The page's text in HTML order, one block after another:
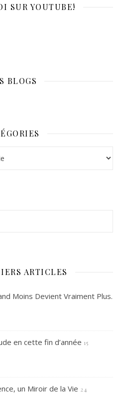
SUR YOUTUBE!
BLOGS
ARTICLES
Moins Devient Vraiment Plus.
en cette fin d’année 15
un Miroir de la Vie 24